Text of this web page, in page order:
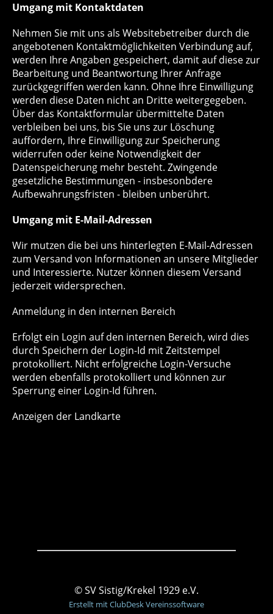
Umgang mit Kontaktdaten
Nehmen Sie mit uns als Websitebetreiber durch die
angebotenen Kontaktmöglichkeiten Verbindung auf,
werden Ihre Angaben gespeichert, damit auf diese zur
Bearbeitung und Beantwortung Ihrer Anfrage
zurückgegriffen werden kann. Ohne Ihre Einwilligung
werden diese Daten nicht an Dritte weitergegeben.
Über das Kontaktformular übermittelte Daten
verbleiben bei uns, bis Sie uns zur Löschung
auffordern, Ihre Einwilligung zur Speicherung
widerrufen oder keine Notwendigkeit der
Datenspeicherung mehr besteht. Zwingende
gesetzliche Bestimmungen - insbesonbdere
Aufbewahrungsfristen - bleiben unberührt.
Umgang mit E-Mail-Adressen
Wir mutzen die bei uns hinterlegten E-Mail-Adressen
zum Versand von Informationen an unsere Mitglieder
und Interessierte. Nutzer können diesem Versand
jederzeit widersprechen.
Anmeldung in den internen Bereich
Erfolgt ein Login auf den internen Bereich, wird dies
durch Speichern der Login-Id mit Zeitstempel
protokolliert. Nicht erfolgreiche Login-Versuche
werden ebenfalls protokolliert und können zur
Sperrung einer Login-Id führen.
Anzeigen der Landkarte
© SV Sistig/Krekel 1929 e.V.
Erstellt mit ClubDesk Vereinssoftware